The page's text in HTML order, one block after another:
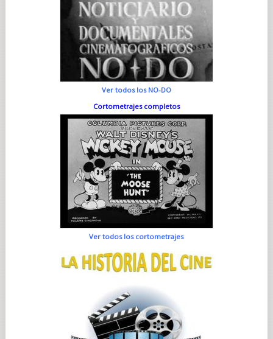
Ver todos los NO-DO
Cortometrajes completos
Ver todos los cortometrajes